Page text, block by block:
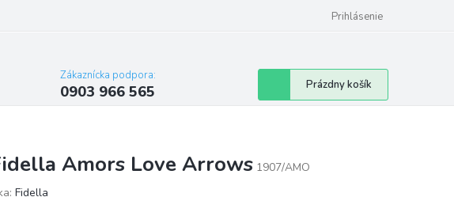
Prihlásenie
Zákaznícka podpora:
0903 966 565
Nákupný
košík
Prázdny košík
Amors Love Arrows 1907/AMO
Fidella